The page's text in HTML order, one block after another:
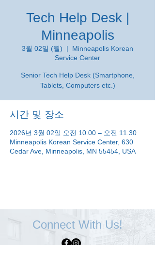
Tech Help Desk |
Minneapolis
3월 02일 (월)
  |
Minneapolis Korean
Service Center
Senior Tech Help Desk (Smartphone,
Tablets, Computers etc.)
시간 및 장소
2026년 3월 02일 오전 10:00 – 오전 11:30
Minneapolis Korean Service Center, 630
Cedar Ave, Minneapolis, MN 55454, USA
Connect With Us!